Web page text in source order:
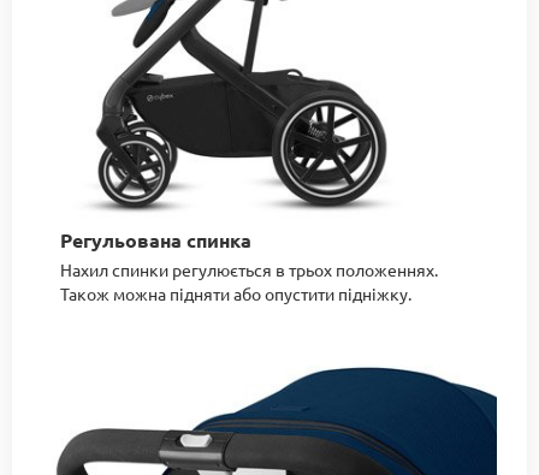
Регульована спинка
Нахил спинки регулюється в трьох положеннях.
Також можна підняти або опустити підніжку.